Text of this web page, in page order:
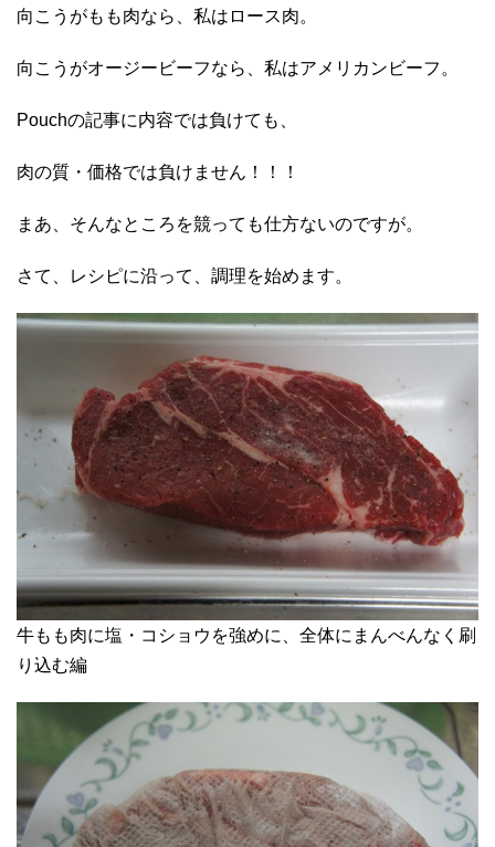
向こうがもも肉なら、私はロース肉。
向こうがオージービーフなら、私はアメリカンビーフ。
Pouchの記事に内容では負けても、
肉の質・価格では負けません！！！
まあ、そんなところを競っても仕方ないのですが。
さて、レシピに沿って、調理を始めます。
牛もも肉に塩・コショウを強めに、全体にまんべんなく刷
り込む編